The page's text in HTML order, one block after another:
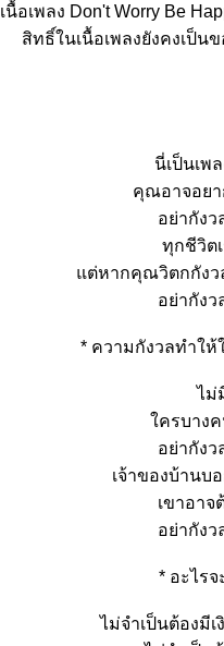
เนื้อเพลง Don't Worry Be
สิทธิ์ในเนื้อเพลงยังคงเป็น
นี่เป็นเพ
คุณอาจอย
อย่ากัง
ทุกชีวิต
ต่หากคุณวิตกกังว
อย่ากัง
* ความกังวลทำใ
ไม่
ครบางค
อย่ากัง
เจ้าของบ้านบ
เขาอา
อย่ากัง
* อะไรจ
ไม่จำเป็นต้องมี